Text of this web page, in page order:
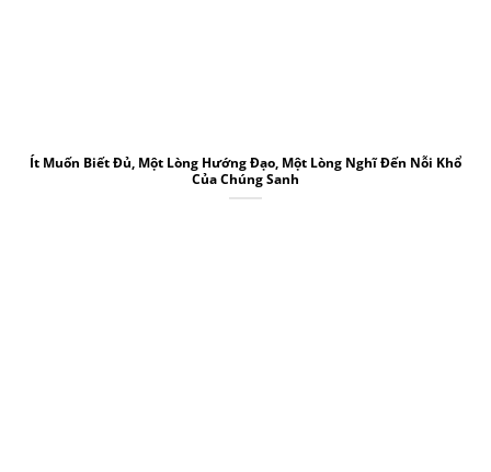
Ít Muốn Biết Đủ, Một Lòng Hướng Đạo, Một Lòng Nghĩ Đến Nỗi Khổ
Của Chúng Sanh